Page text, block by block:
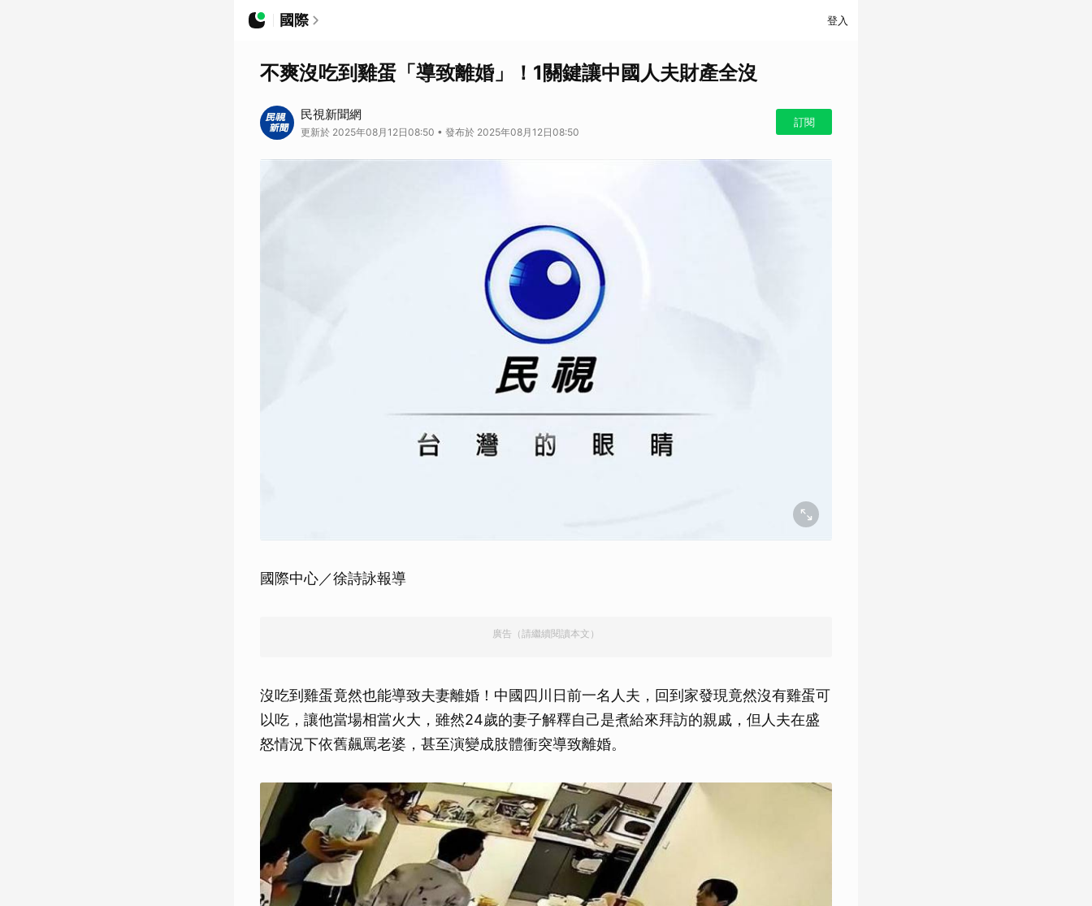
國際 登入
不爽沒吃到雞蛋「導致離婚」！1關鍵讓中國人夫財產全沒
民視新聞網
更新於 2025年08月12日08:50 • 發布於 2025年08月12日08:50
訂閱
國際中心／徐詩詠報導
廣告（請繼續閱讀本文）
沒吃到雞蛋竟然也能導致夫妻離婚！中國四川日前一名人夫，回到家發現竟然沒有雞蛋可
以吃，讓他當場相當火大，雖然24歲的妻子解釋自己是煮給來拜訪的親戚，但人夫在盛
怒情況下依舊飆罵老婆，甚至演變成肢體衝突導致離婚。